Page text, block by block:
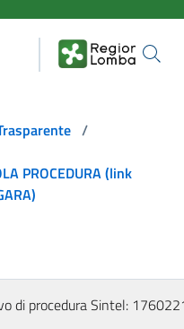
/
PROCEDURA (link
di procedura Sintel: